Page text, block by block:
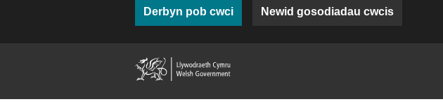
Derbyn pob cwci Newid gosodiadau cwcis